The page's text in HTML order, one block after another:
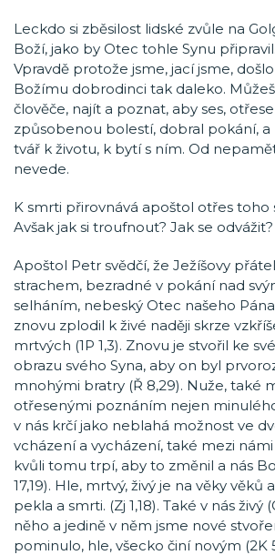
Leckdo si zběsilost lidské zvůle na
Boží, jako by Otec tohle Synu
Vpravdě protože jsme, jací jsme,
Božímu dobrodinci tak daleko.
člověče, najít a poznat, aby ses,
způsobenou bolestí, dobral pokání,
tvář k životu, k bytí s ním. Od
nevede.
K smrti přirovnává apoštol otřes toho
Avšak jak si troufnout? Jak se odvážit?
Apoštol Petr svědčí, že Ježíšovy
strachem, bezradné v pokání nad
selháním, nebeský Otec našeho
znovu zplodil k živé naději skrze
mrtvých (1P 1,3). Znovu je stvořil ke
obrazu svého Syna, aby on byl
mnohými bratry (Ř 8,29). Nuže, také
otřesenými poznáním nejen
v nás krčí jako neblahá možnost ve
vcházení a vycházení, také mezi
kvůli tomu trpí, aby to změnil a nás
17,19). Hle, mrtvý, živý je na věky věků
pekla a smrti. (Zj 1,18). Také v nás živý
něho a jedině v něm jsme nové
pominulo, hle, všecko činí novým (2K